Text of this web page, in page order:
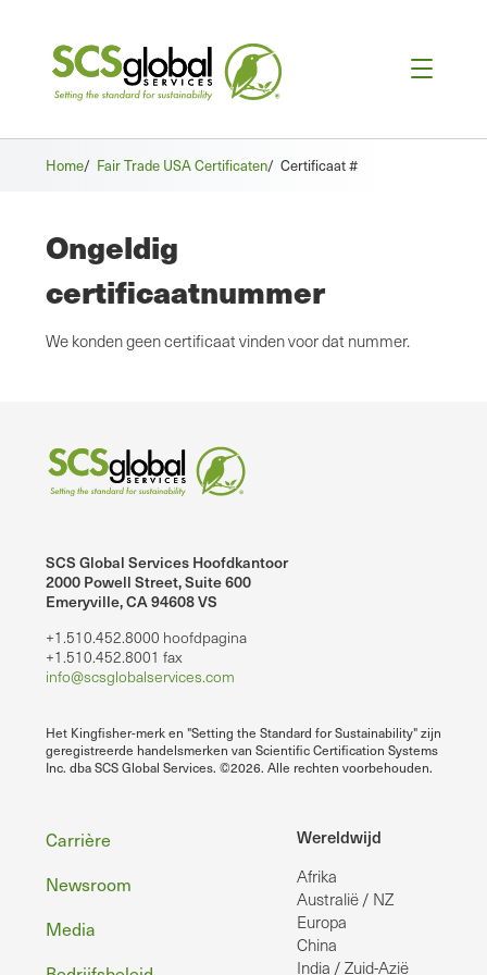
Home/ Fair Trade USA Certificaten/ Certificaat #
Ongeldig
certificaatnummer
We konden geen certificaat vinden voor dat nummer.
SCS Global Services Hoofdkantoor
2000 Powell Street, Suite 600
Emeryville, CA 94608 VS
+1.510.452.8000 hoofdpagina
+1.510.452.8001 fax
info@scsglobalservices.com
Het Kingfisher-merk en "Setting the Standard for Sustainability" zijn
geregistreerde handelsmerken van Scientific Certification Systems
Inc. dba SCS Global Services. ©2026. Alle rechten voorbehouden.
Wereldwijd
Afrika
Australië / NZ
Europa
China
India / Zuid-Azië
Voettekst
Carrière
Newsroom
Media